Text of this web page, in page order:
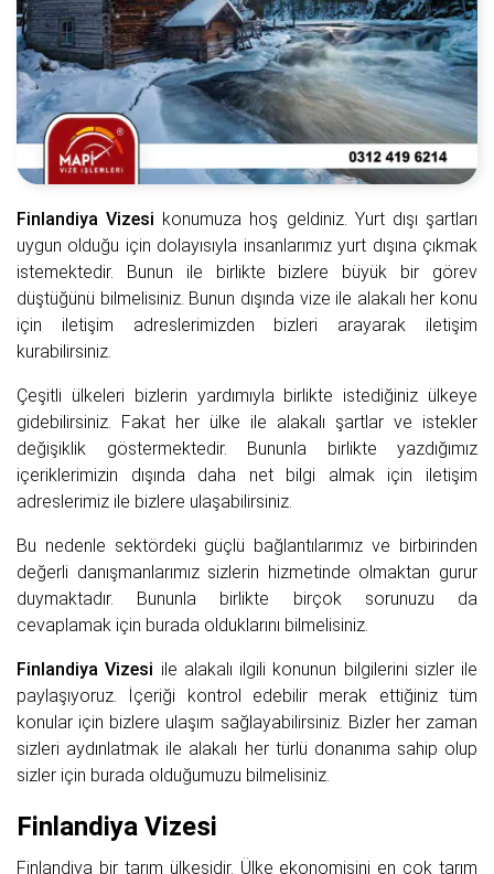
Finlandiya Vizesi konumuza hoş geldiniz. Yurt dışı şartları
uygun olduğu için dolayısıyla insanlarımız yurt dışına çıkmak
istemektedir. Bunun ile birlikte bizlere büyük bir görev
düştüğünü bilmelisiniz. Bunun dışında vize ile alakalı her konu
için iletişim adreslerimizden bizleri arayarak iletişim
kurabilirsiniz.
Çeşitli ülkeleri bizlerin yardımıyla birlikte istediğiniz ülkeye
gidebilirsiniz. Fakat her ülke ile alakalı şartlar ve istekler
değişiklik göstermektedir. Bununla birlikte yazdığımız
içeriklerimizin dışında daha net bilgi almak için iletişim
adreslerimiz ile bizlere ulaşabilirsiniz.
Bu nedenle sektördeki güçlü bağlantılarımız ve birbirinden
değerli danışmanlarımız sizlerin hizmetinde olmaktan gurur
duymaktadır. Bununla birlikte birçok sorunuzu da
cevaplamak için burada olduklarını bilmelisiniz.
Finlandiya Vizesi ile alakalı ilgili konunun bilgilerini sizler ile
paylaşıyoruz. İçeriği kontrol edebilir merak ettiğiniz tüm
konular için bizlere ulaşım sağlayabilirsiniz. Bizler her zaman
sizleri aydınlatmak ile alakalı her türlü donanıma sahip olup
sizler için burada olduğumuzu bilmelisiniz.
Finlandiya Vizesi
Finlandiya bir tarım ülkesidir. Ülke ekonomisini en çok tarım